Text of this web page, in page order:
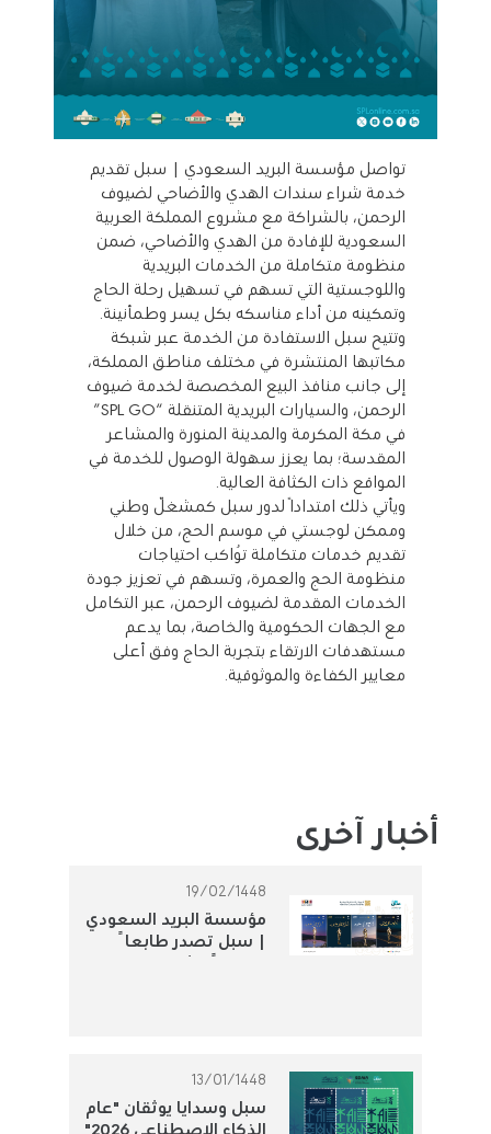
تواصل مؤسسة البريد السعودي | سبل تقديم
خدمة شراء سندات الهدي والأضاحي لضيوف
الرحمن، بالشراكة مع مشروع المملكة العربية
السعودية للإفادة من الهدي والأضاحي، ضمن
منظومة متكاملة من الخدمات البريدية
واللوجستية التي تسهم في تسهيل رحلة الحاج
وتمكينه من أداء مناسكه بكل يسر وطمأنينة.
وتتيح سبل الاستفادة من الخدمة عبر شبكة
مكاتبها المنتشرة في مختلف مناطق المملكة،
إلى جانب منافذ البيع المخصصة لخدمة ضيوف
الرحمن، والسيارات البريدية المتنقلة “SPL GO”
في مكة المكرمة والمدينة المنورة والمشاعر
المقدسة؛ بما يعزز سهولة الوصول للخدمة في
المواقع ذات الكثافة العالية.
ويأتي ذلك امتدادًا لدور سبل كمشغّل وطني
وممكن لوجستي في موسم الحج، من خلال
تقديم خدمات متكاملة تُواكب احتياجات
منظومة الحج والعمرة، وتسهم في تعزيز جودة
الخدمات المقدمة لضيوف الرحمن، عبر التكامل
مع الجهات الحكومية والخاصة، بما يدعم
مستهدفات الارتقاء بتجربة الحاج وفق أعلى
معايير الكفاءة والموثوقية.
أخبار آخرى
19/02/1448
مؤسسة البريد السعودي
| سبل تصدر طابعاً
تذكارياً لتوثيق الجوائز
13/01/1448
سبل وسدايا يوثقان "عام